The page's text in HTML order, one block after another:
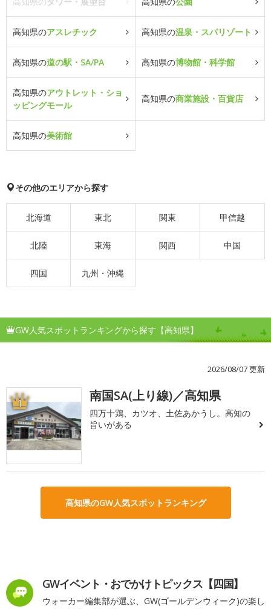
高知県のアスレチック 高知県の温泉・スパリゾート
高知県の道の駅・SA/PA 高知県の博物館・科学館
高知県のアウトレット・ショ
ッピングモール
高知県の商業施設・百貨店
高知県の美術館
その他のエリアから探す
北海道 東北 関東 甲信越
北陸 東海 関西 中国
四国 九州・沖縄
GW人気スポットランキングから探す【高知県】
2026/08/07 更新
1 南国SA(上り線)／高知県
四万十鶏、カツオ、土佐あかうし。高知の
旨いがある
高知県のGW人気スポットランキング
GWイベント・おでかけトピックス【四国】
ウォーカー編集部が選ぶ、GW(ゴールデンウィーク)の楽し